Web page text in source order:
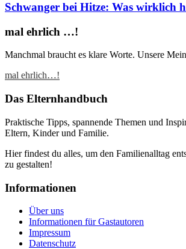
Schwanger bei Hitze: Was wirklich
mal ehrlich …!
Manchmal braucht es klare Worte. Unsere
mal ehrlich…!
Das Elternhandbuch
Praktische Tipps, spannende Themen und
Eltern, Kinder und Familie.
Hier findest du alles, um den Familienalltag
zu gestalten!
Informationen
Über uns
Informationen für Gastautoren
Impressum
Datenschutz